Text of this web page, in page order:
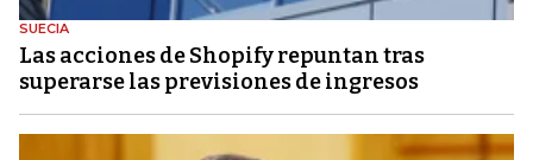
SUECIA
Las acciones de Shopify repuntan tras
superarse las previsiones de ingresos